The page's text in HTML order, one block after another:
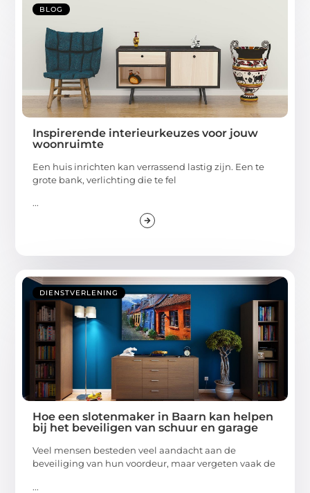
BLOG
Inspirerende interieurkeuzes voor jouw
woonruimte
Een huis inrichten kan verrassend lastig zijn. Een te
grote bank, verlichting die te fel
...
DIENSTVERLENING
Hoe een slotenmaker in Baarn kan helpen
bij het beveiligen van schuur en garage
Veel mensen besteden veel aandacht aan de
beveiliging van hun voordeur, maar vergeten vaak de
...